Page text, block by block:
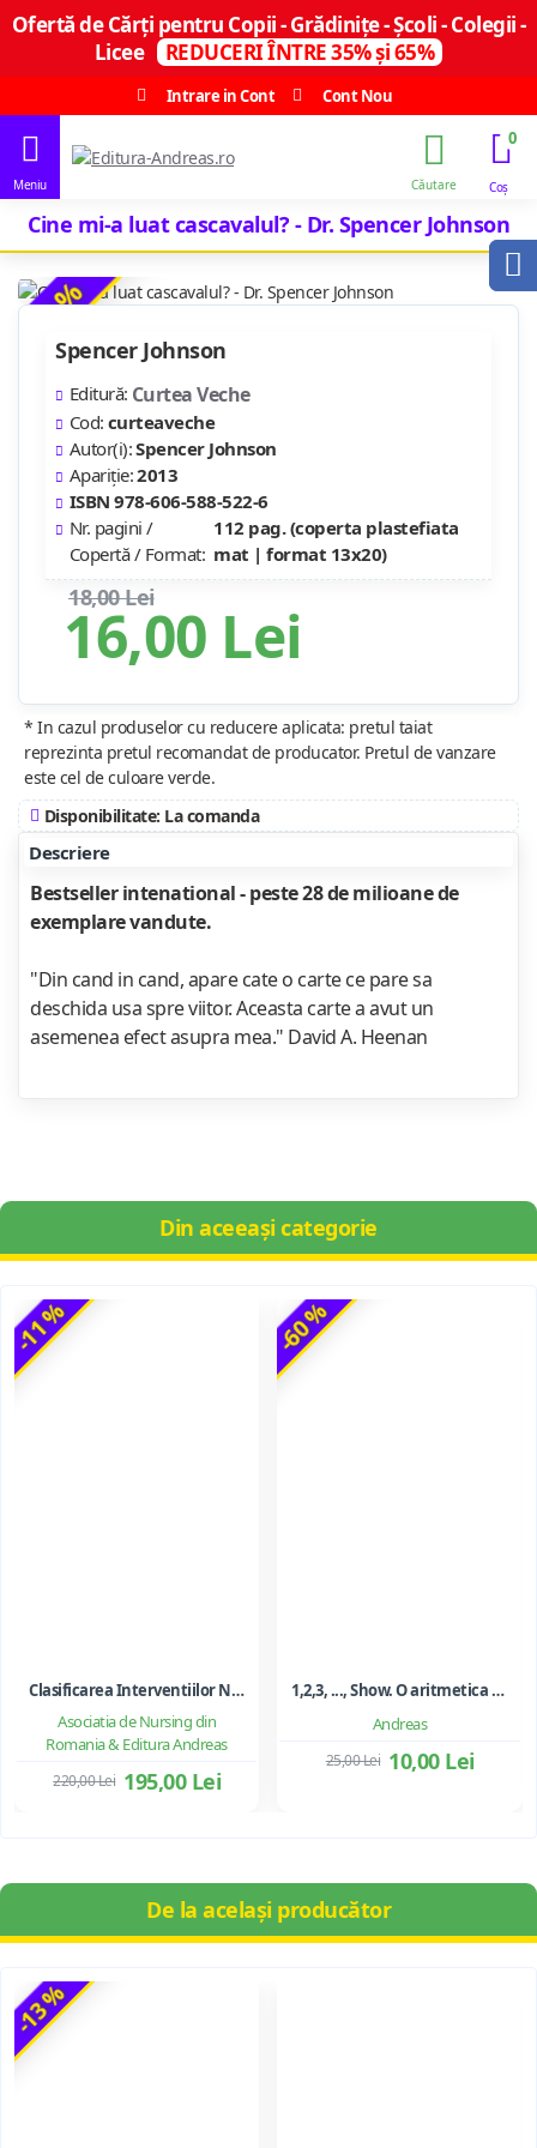
Ofertă de Cărți pentru Copii - Grădinițe - Școli - Colegii -
Licee
REDUCERI ÎNTRE 35% și 65%
Intrare in Cont
Cont Nou
0
Cine mi-a luat cascavalul? - Dr. Spencer Johnson
-11 %
16,00 Lei
18,00 Lei
Spencer Johnson
Editură: Curtea Veche
Cod: curteaveche
Autor(i):Spencer Johnson
Apariție:2013
ISBN 978-606-588-522-6
Nr. pagini /
Copertă / Format:
112 pag. (coperta plastefiata
mat | format 13x20)
* In cazul produselor cu reducere aplicata: pretul taiat
reprezinta pretul recomandat de producator. Pretul de vanzare
este cel de culoare verde.
Disponibilitate: La comanda
Descriere
Bestseller intenational - peste 28 de milioane de
exemplare vandute.
"Din cand in cand, apare cate o carte ce pare sa
deschida usa spre viitor. Aceasta carte a avut un
asemenea efect asupra mea." David A. Heenan
Din aceeași categorie
-11 %
Asociatia de Nursing din
Romania & Editura Andreas
Clasificarea Interventiilor Nursing (NIC)
195,00 Lei
220,00 Lei
-60 %
Andreas
1,2,3, ..., Show. O aritmetica emotionala, o poezie a matematicii - Ioan Dancila
10,00 Lei
25,00 Lei
De la același producător
-13 %